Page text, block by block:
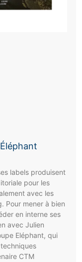
labels produisent
pour les
avec les
Pour mener à bien
en interne ses
avec Julien
Eléphant, qui
CTM